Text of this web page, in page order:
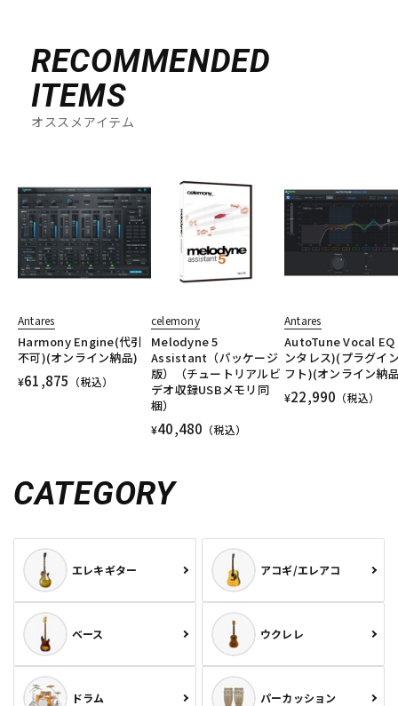
RECOMMENDED
ITEMS
オススメアイテム
Antares
Harmony Engine(代引
不可)(オンライン納品)
¥61,875 （税込）
celemony
Melodyne 5
Assistant（パッケージ
版）（チュートリアルビ
デオ収録USBメモリ同
梱）
¥40,480 （税込）
Antares
AutoTune Vocal EQ
ンタレス)(プラグイ
フト)(オンライン納
¥22,990 （税込）
CATEGORY
エレキギター アコギ/エレアコ
ベース ウクレレ
ドラム パーカッション